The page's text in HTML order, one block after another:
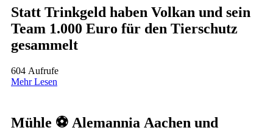
Statt Trinkgeld haben Volkan und sein
Team 1.000 Euro für den Tierschutz
gesammelt
604 Aufrufe
Mehr Lesen
Mühle ⚽ Alemannia Aachen und